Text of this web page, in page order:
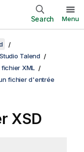
Search Menu
Talend
XML
fichier d'entrée
XSD